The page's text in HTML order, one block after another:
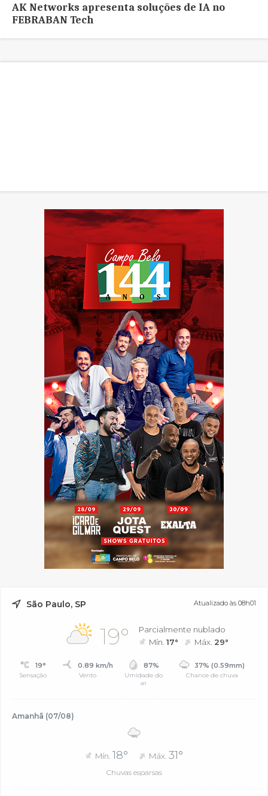
AK Networks apresenta soluções de IA no
FEBRABAN Tech
São Paulo, SP Atualizado às 08h01
19°
Parcialmente nublado
Mín.17° Máx. 29°
19°
Sensação
0.89 km/h
Vento
87%
Umidade do
ar
37% (0.59mm)
Chance de chuva
Amanhã (07/08)
Mín. 18° Máx. 31°
Chuvas esparsas